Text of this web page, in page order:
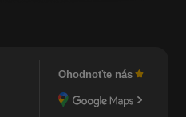
Ohodnoťte nás